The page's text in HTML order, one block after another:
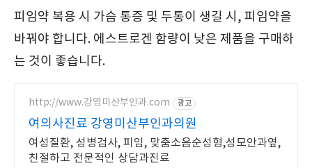
피임약 복용 시 가슴 통증 및 두통이 생길 시, 피임약을
바꿔야 합니다. 에스트로겐 함량이 낮은 제품을 구매하
는 것이 좋습니다.
http://www.강영미산부인과.com 광고
여의사진료 강영미산부인과의원
여성질환, 성병검사, 피임, 맞춤소음순성형,성모안과옆,
친절하고 전문적인 상담과진료